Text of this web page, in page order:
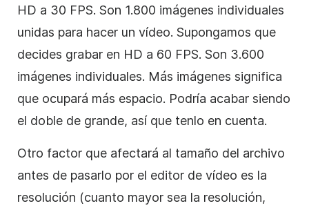
HD a 30 FPS. Son 1.800 imágenes individuales
unidas para hacer un vídeo. Supongamos que
decides grabar en HD a 60 FPS. Son 3.600
imágenes individuales. Más imágenes significa
que ocupará más espacio. Podría acabar siendo
el doble de grande, así que tenlo en cuenta.
Otro factor que afectará al tamaño del archivo
antes de pasarlo por el editor de vídeo es la
resolución (cuanto mayor sea la resolución,